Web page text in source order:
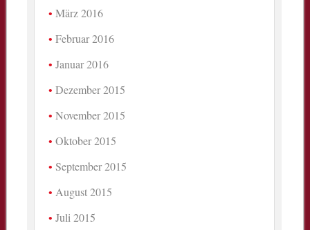
März 2016
Februar 2016
Januar 2016
Dezember 2015
November 2015
Oktober 2015
September 2015
August 2015
Juli 2015